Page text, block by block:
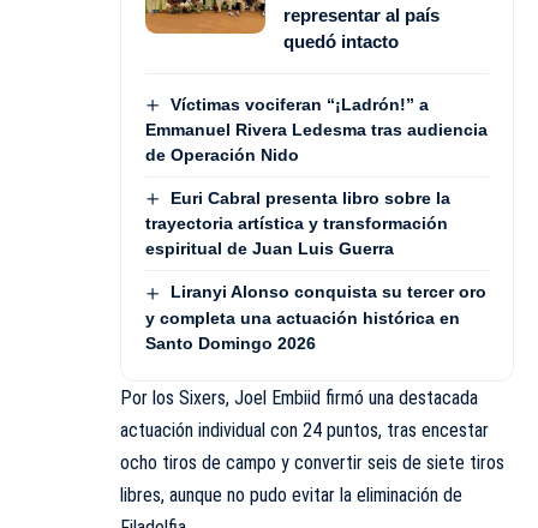
representar al país
quedó intacto
Víctimas vociferan “¡Ladrón!” a
Emmanuel Rivera Ledesma tras audiencia
de Operación Nido
Euri Cabral presenta libro sobre la
trayectoria artística y transformación
espiritual de Juan Luis Guerra
Liranyi Alonso conquista su tercer oro
y completa una actuación histórica en
Santo Domingo 2026
Por los Sixers, Joel Embiid firmó una destacada
actuación individual con 24 puntos, tras encestar
ocho tiros de campo y convertir seis de siete tiros
libres, aunque no pudo evitar la eliminación de